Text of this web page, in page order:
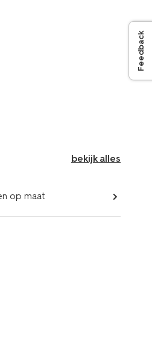
Feedback
bekijk alles
op maat